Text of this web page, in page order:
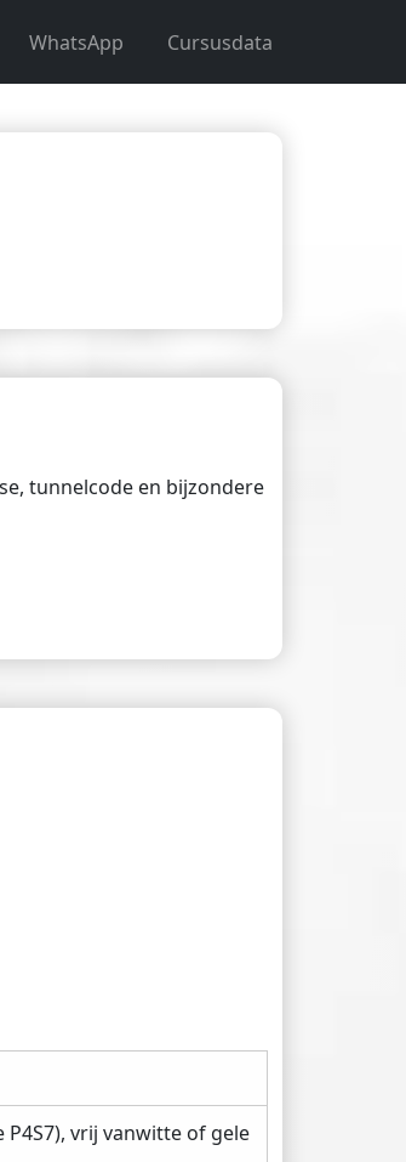
WhatsApp Cursusdata
tunnelcode en bijzondere
P4S7), vrij vanwitte of gele